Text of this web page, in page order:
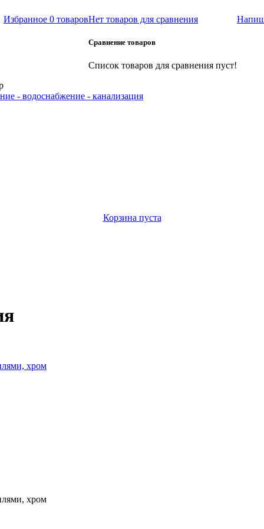
Избранное 0 товаровНет товаров для сравнения
Сравнение товаров
Список товаров для сравнения пуст!
- водоснабжение - канализация
Корзина пуста
хром
хром